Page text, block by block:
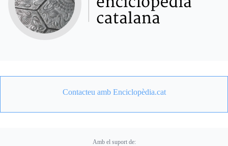
Contacteu amb Enciclopèdia.cat
Amb el suport de: